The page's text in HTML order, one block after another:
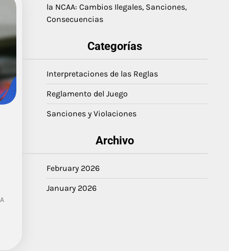
la NCAA: Cambios Ilegales, Sanciones,
Consecuencias
Categorías
Interpretaciones de las Reglas
Reglamento del Juego
Sanciones y Violaciones
Archivo
February 2026
January 2026